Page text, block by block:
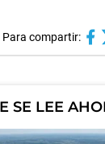
Para compartir:
SE LEE